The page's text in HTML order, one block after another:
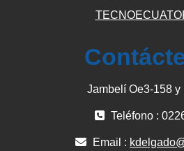
Jambelí Oe3-158 y
Teléfono :
Email :